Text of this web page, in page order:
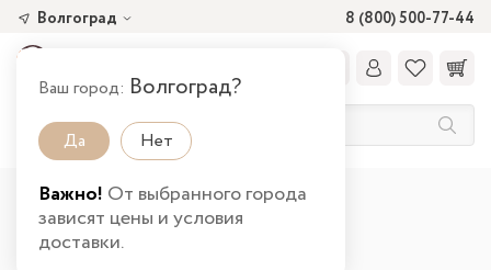
8 (800) 500-77-44
Волгоград
Ваш город: Волгоград?
Да Нет
Важно! От выбранного города
зависят цены и условия
доставки.
Главная Каталог товаров
Мягкая
Диваны угловые в Волгограде